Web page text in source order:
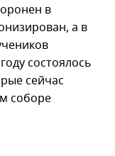
в
а в
состоялось
сейчас
соборе